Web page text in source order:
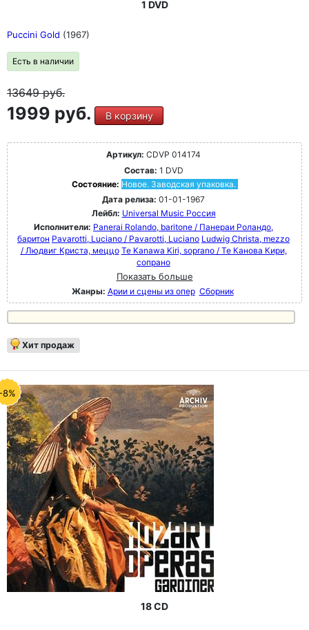
1 DVD
Puccini Gold (1967)
Есть в наличии
13649руб.
1999 руб. В корзину
Артикул: CDVP 014174
Состав: 1 DVD
Состояние: Новое. Заводская упаковка.
Дата релиза: 01-01-1967
Лейбл: Universal Music Россия
Исполнители: Panerai Rolando, baritone / Панераи Роландо,
баритон Pavarotti, Luciano / Pavarotti, Luciano Ludwig Christa, mezzo
/ Людвиг Криста, меццо Te Kanawa Kiri, soprano / Те Канова Кири,
сопрано
Показать больше
Жанры: Арии и сцены из опер Сборник
Хит продаж
8%
18 CD